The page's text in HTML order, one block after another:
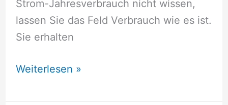
Strom-Jahresverbrauch nicht wissen,
lassen Sie das Feld Verbrauch wie es ist.
Sie erhalten
Stromversorger
Weiterlesen »